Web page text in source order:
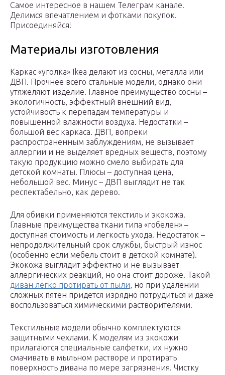
Самое интересное в нашем Телеграм канале.
Делимся впечатлением и фотками покупок.
Присоединяйся!
Материалы изготовления
Каркас «уголка» Ikea делают из сосны, металла или
ДВП. Прочнее всего стальные модели, однако они
утяжеляют изделие. Главное преимущество сосны –
экологичность, эффектный внешний вид,
устойчивость к перепадам температуры и
повышенной влажности воздуха. Недостатки –
большой вес каркаса. ДВП, вопреки
распространенным заблуждениям, не вызывает
аллергии и не выделяет вредных веществ, поэтому
такую продукцию можно смело выбирать для
детской комнаты. Плюсы – доступная цена,
небольшой вес. Минус – ДВП выглядит не так
респектабельно, как дерево.
Для обивки применяются текстиль и экокожа.
Главные преимущества ткани типа «гобелен» –
доступная стоимость и легкость ухода. Недостаток –
непродолжительный срок службы, быстрый износ
(особенно если мебель стоит в детской комнате).
Экокожа выглядит эффектно и не вызывает
аллергических реакций, но она стоит дороже. Такой
диван легко протирать от пыли, но при удалении
сложных пятен придется изрядно потрудиться и даже
воспользоваться химическими растворителями.
Текстильные модели обычно комплектуются
защитными чехлами. К моделям из экокожи
прилагаются специальные салфетки, их нужно
смачивать в мыльном растворе и протирать
поверхность дивана по мере загрязнения. Чистку